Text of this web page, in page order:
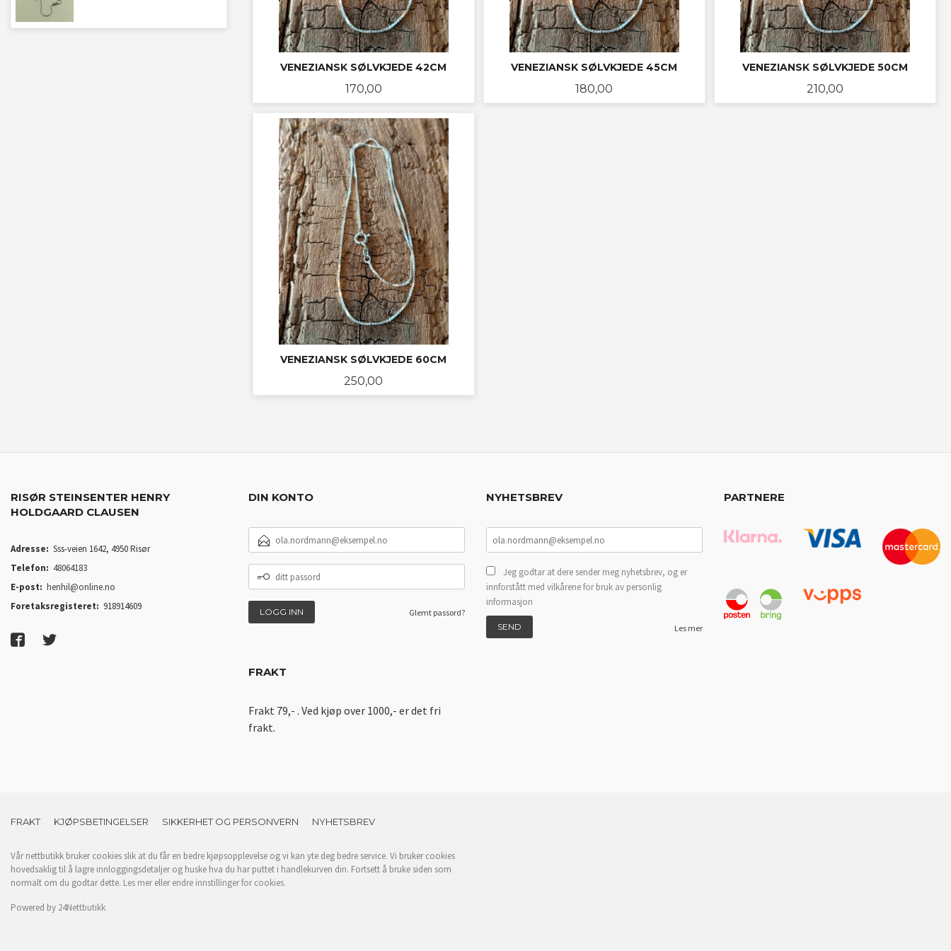
VENEZIANSK SØLVKJEDE 42CM
Pris
170,00
KJØP
VENEZIANSK SØLVKJEDE 45CM
Pris
180,00
VENEZIANSK SØLVKJEDE 50CM
Pris
210,00
VENEZIANSK SØLVKJEDE 60CM
Pris
250,00
RISØR STEINSENTER HENRY
HOLDGAARD CLAUSEN
Adresse: Sss-veien 1642, 4950 Risør
Telefon: 48064183
E-post: henhil@online.no
Foretaksregisteret: 918914609
DIN KONTO
POSTADRESSE
PASSORD
Glemt passord?
FRAKT
Frakt 79,- . Ved kjøp over 1000,- er det fri
frakt.
NYHETSBREV
Jeg godtar at dere sender meg nyhetsbrev, og er
innforstått med vilkårene for bruk av personlig
informasjon
Les mer
PARTNERE
FRAKT KJØPSBETINGELSER SIKKERHET OG PERSONVERN NYHETSBREV
Vår nettbutikk bruker cookies slik at du får en bedre kjøpsopplevelse og vi kan yte deg bedre service. Vi bruker cookies
hovedsaklig til å lagre innloggingsdetaljer og huske hva du har puttet i handlekurven din. Fortsett å bruke siden som
normalt om du godtar dette. Les merellerendre innstillinger for cookies.
Powered by 24Nettbutikk